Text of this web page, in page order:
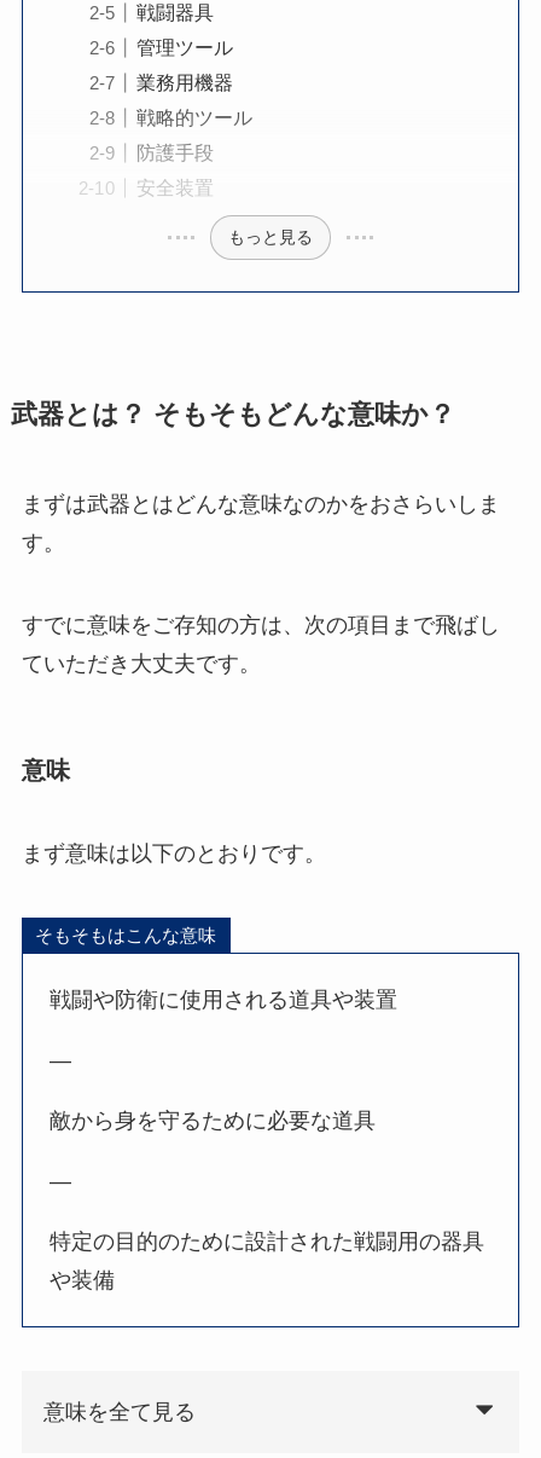
戦闘器具
管理ツール
業務用機器
戦略的ツール
防護手段
安全装置
もっと見る
武器とは？ そもそもどんな意味か？
まずは武器とはどんな意味なのかをおさらいしま
す。
すでに意味をご存知の方は、次の項目まで飛ばし
ていただき大丈夫です。
意味
まず意味は以下のとおりです。
そもそもはこんな意味
戦闘や防衛に使用される道具や装置
—
敵から身を守るために必要な道具
—
特定の目的のために設計された戦闘用の器具
や装備
意味を全て見る